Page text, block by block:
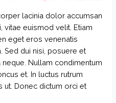
lacinia dolor accumsan
vitae euismod velit. Etiam
eget eros venenatis
Sed dui nisi, posuere et
Nullam condimentum
et. In luctus rutrum
ut. Donec dictum orci et